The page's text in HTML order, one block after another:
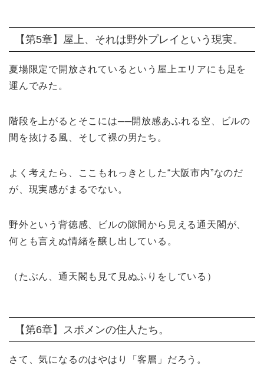
【第5章】屋上、それは野外プレイという現実。
夏場限定で開放されているという屋上エリアにも足を
運んでみた。
階段を上がるとそこには──開放感あふれる空、ビルの
間を抜ける風、そして裸の男たち。
よく考えたら、ここもれっきとした“大阪市内”なのだ
が、現実感がまるでない。
野外という背徳感、ビルの隙間から見える通天閣が、
何とも言えぬ情緒を醸し出している。
（たぶん、通天閣も見て見ぬふりをしている）
【第6章】スポメンの住人たち。
さて、気になるのはやはり「客層」だろう。